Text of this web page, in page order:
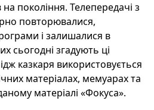
покоління. Телепередачі з
повторювалися,
і залишалися в
сьогодні згадують ці
казкаря використовується
матеріалах, мемуарах та
матеріалі «Фокуса».